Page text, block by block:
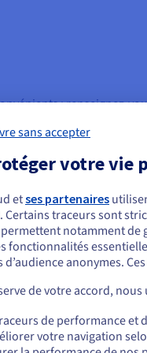
: renseignez-
vous souhaitez suivre
les performances
dédiésOVHcloud, car
sur son propre
en temps réel à
deux types de
intégrité et en bon état
physique ;
des solutions hébergées
infrastructure sur site
semblez être
commander, rendez-vous
us.ovhcloud.com/
sans accepter
votre vie
etses partenaires
Certains traceurs sont
notamment de
fonctionnalités
d’audience anonymes.
de votre accord,
de performance et
votre navigation